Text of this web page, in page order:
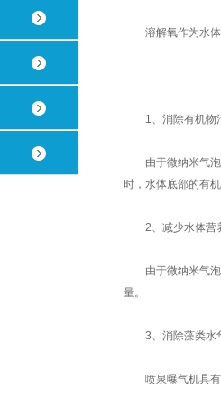
溶解氧作为水体
1、消除有机物
由于微纳米气泡
时，水体底部的有
2、减少水体营
由于微纳米气泡
量。
3、消除藻类水
喷泉曝气机具有